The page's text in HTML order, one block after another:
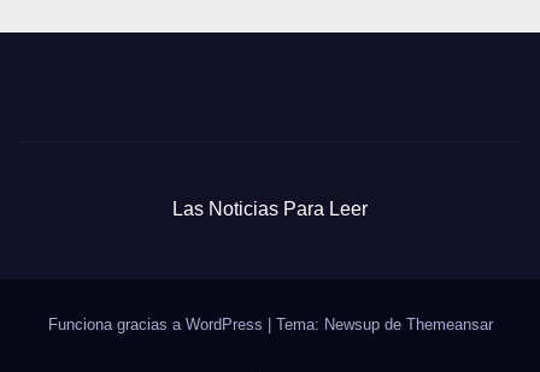
Las Noticias Para Leer
Funciona gracias a WordPress | Tema: Newsup de Themeansar